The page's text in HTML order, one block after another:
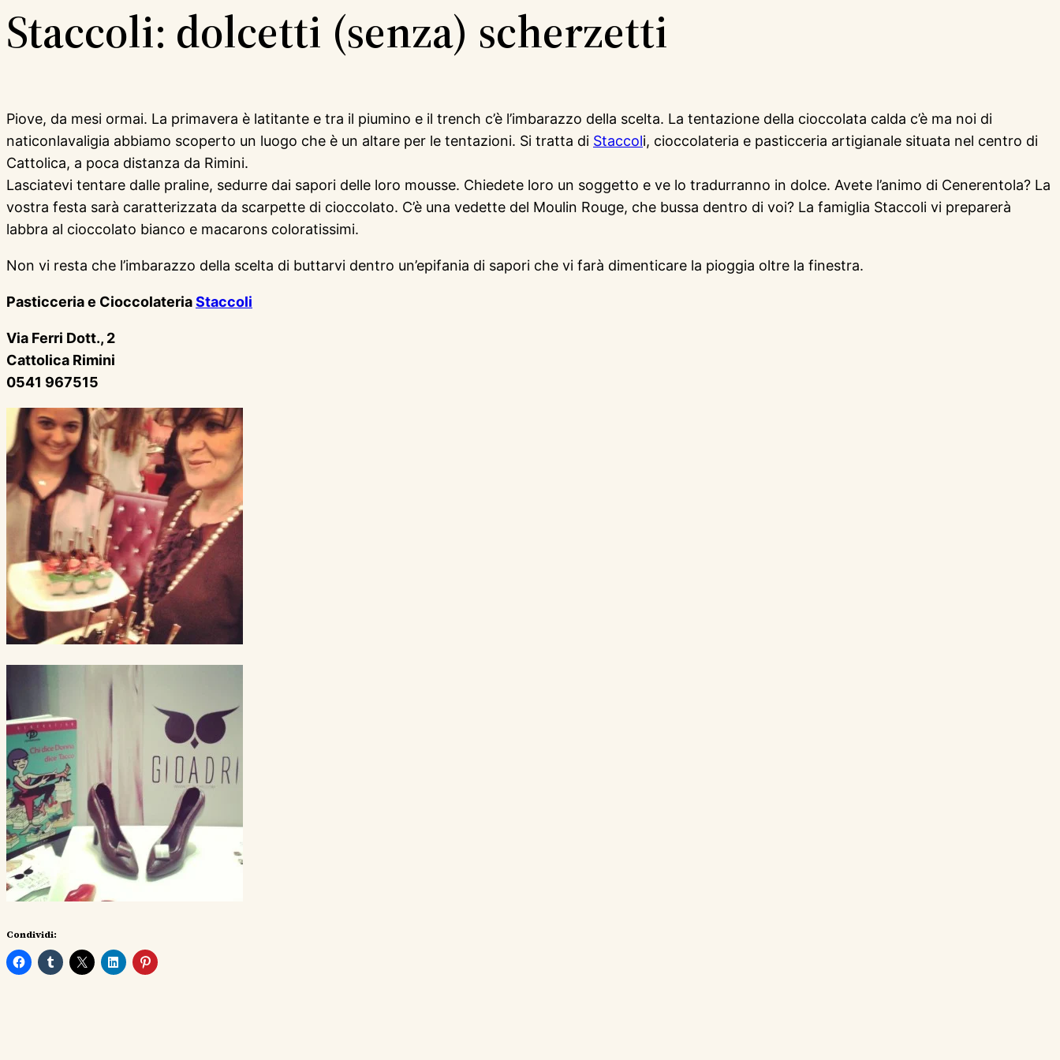
Staccoli: dolcetti (senza) scherzetti
Piove, da mesi ormai. La primavera è latitante e tra il piumino e il trench c’è l’imbarazzo della scelta. La tentazione della cioccolata calda c’è ma noi di
naticonlavaligia abbiamo scoperto un luogo che è un altare per le tentazioni. Si tratta di Staccoli, cioccolateria e pasticceria artigianale situata nel centro di
Cattolica, a poca distanza da Rimini.
Lasciatevi tentare dalle praline, sedurre dai sapori delle loro mousse. Chiedete loro un soggetto e ve lo tradurranno in dolce. Avete l’animo di Cenerentola? La
vostra festa sarà caratterizzata da scarpette di cioccolato. C’è una vedette del Moulin Rouge, che bussa dentro di voi? La famiglia Staccoli vi preparerà
labbra al cioccolato bianco e macarons coloratissimi.
Non vi resta che l’imbarazzo della scelta di buttarvi dentro un’epifania di sapori che vi farà dimenticare la pioggia oltre la finestra.
Pasticceria e CioccolateriaStaccoli
Via Ferri Dott., 2
Cattolica Rimini
0541 967515
Condividi: